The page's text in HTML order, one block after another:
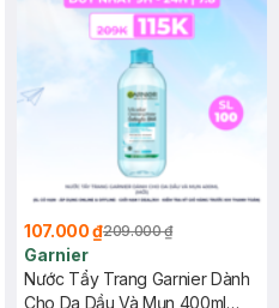
107.000 ₫209.000 ₫
Garnier
Nước Tẩy Trang Garnier Dành
Cho Da Dầu Và Mụn 400ml